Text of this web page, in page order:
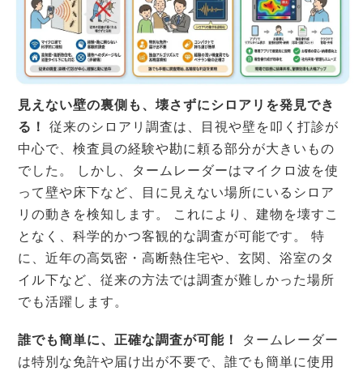
見えない壁の裏側も、壊さずにシロアリを発見でき
る！
従来のシロアリ調査は、目視や壁を叩く打診が
中心で、検査員の経験や勘に頼る部分が大きいもの
でした。 しかし、タームレーダーはマイクロ波を使
って壁や床下など、目に見えない場所にいるシロア
リの動きを検知します。 これにより、建物を壊すこ
となく、科学的かつ客観的な調査が可能です。 特
に、近年の高気密・高断熱住宅や、玄関、浴室のタ
イル下など、従来の方法では調査が難しかった場所
でも活躍します。
誰でも簡単に、正確な調査が可能！
タームレーダー
は特別な免許や届け出が不要で、誰でも簡単に使用